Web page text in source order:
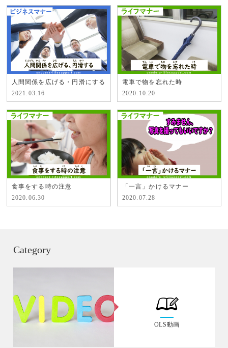
人間関係を広げる・円滑にする
2021.03.16
電車で物を忘れた時
2020.10.20
食事をする時の注意
2020.06.30
「一言」かけるマナー
2020.07.28
Category
OLS動画